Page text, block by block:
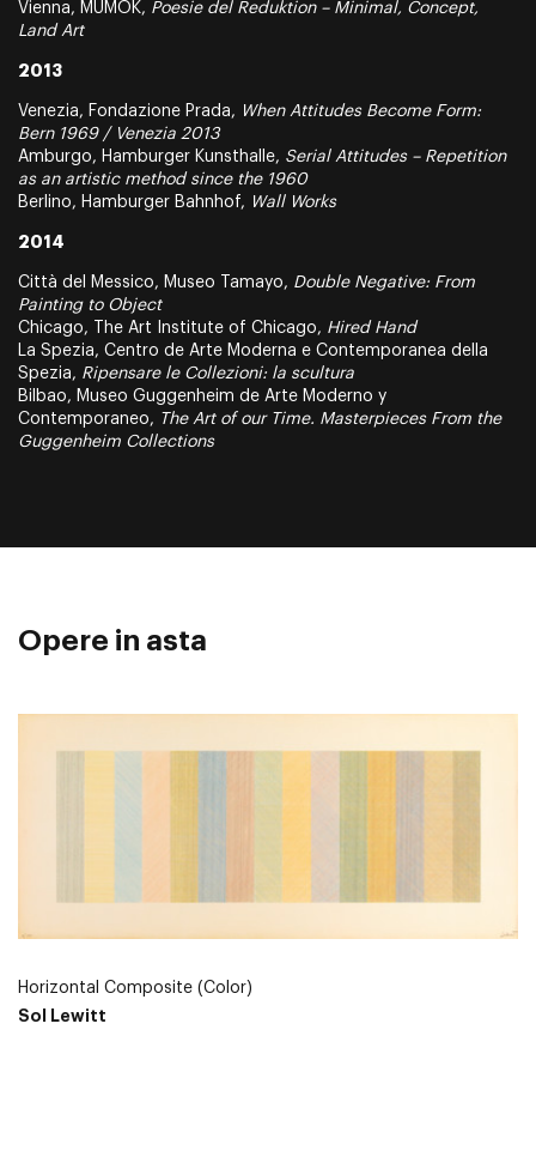
Vienna, MUMOK, Poesie del Reduktion – Minimal, Concept,
Land Art
2013
Venezia, Fondazione Prada,
When Attitudes Become Form:
Bern 1969 / Venezia 2013
Amburgo, Hamburger Kunsthalle, Serial Attitudes – Repetition
as an artistic method since the 1960
Berlino, Hamburger Bahnhof,
Wall Works
2014
Città del Messico, Museo Tamayo, Double Negative: From
Painting to Object
Chicago, The Art Institute of Chicago, Hired Hand
La Spezia, Centro de Arte Moderna e Contemporanea della
Spezia, Ripensare le Collezioni: la scultura
Bilbao, Museo Guggenheim de Arte Moderno y
Contemporaneo, The Art of our Time. Masterpieces From the
Guggenheim Collections
Opere in asta
Horizontal Composite (Color)
Sol Lewitt